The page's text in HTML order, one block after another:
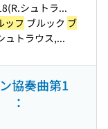
シュトラ...
ッフ ブルック ブ
ュトラウス,...
協奏曲第1
：